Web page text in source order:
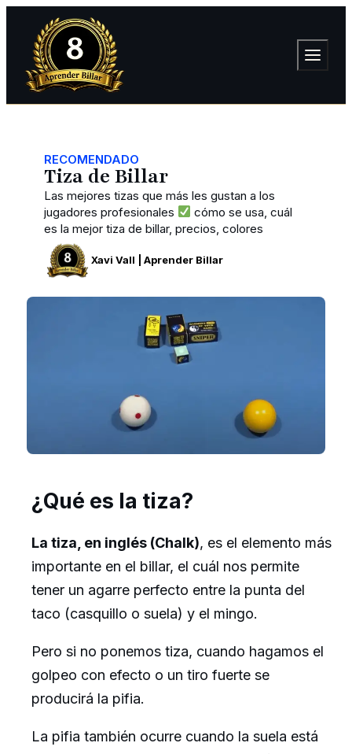
RECOMENDADO
Tiza de Billar
Las mejores tizas que más les gustan a los
jugadores profesionales
cómo se usa, cuál
es la mejor tiza de billar, precios, colores
Xavi Vall | Aprender Billar
¿Qué es la tiza?
La tiza, en inglés (Chalk), es el elemento más
importante en el billar, el cuál nos permite
tener un agarre perfecto entre la punta del
taco (casquillo o suela) y el mingo.
Pero si no ponemos tiza, cuando hagamos el
golpeo con efecto o un tiro fuerte se
producirá la pifia.
La pifia también ocurre cuando la suela está